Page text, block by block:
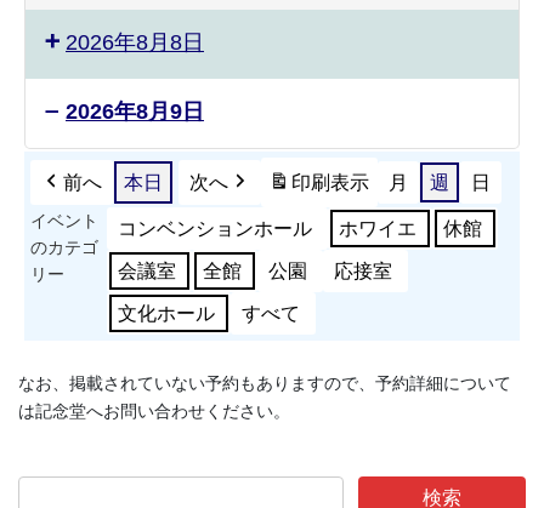
2026年8月8日
2026年8月9日
有
田
町
合
20
念
事
ス
前へ 本日 次へ 印刷表示 月 週 日
イベント
のカテゴ
リー
コンベンションホール ホワイエ 休館
会議室 全館 公園 応接室
文化ホール すべて
なお、掲載されていない予約もありますので、予約詳細について
は記念堂へお問い合わせください。